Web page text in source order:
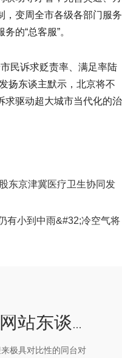
，变周全市各级各部门服务
的“总客服”。
民诉求贬责率、满足率陆
扬东谈主默示，北京将不
求驱动超大城市当代化的治
东京津冀医疗卫生协同发
有小到中雨&#32;冷空气将
开云kaiyun官方网站东谈主民日报时隔多年再次点名品评冯小刚-外围足球软件APP
极具对比性的同台对